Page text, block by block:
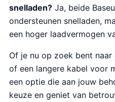
snelladen? Ja, beide
ondersteunen snelladen,
een hoger laadvermogen
Of je nu op zoek bent
of een langere kabel voor
een optie die aan jouw
keuze en geniet van